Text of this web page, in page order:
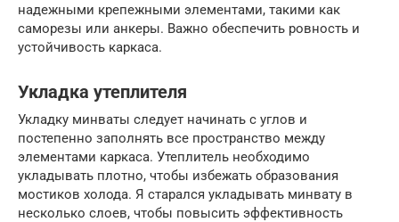
надежными крепежными элементами, такими как
саморезы или анкеры. Важно обеспечить ровность и
устойчивость каркаса.
Укладка утеплителя
Укладку минваты следует начинать с углов и
постепенно заполнять все пространство между
элементами каркаса. Утеплитель необходимо
укладывать плотно, чтобы избежать образования
мостиков холода. Я старался укладывать минвату в
несколько слоев, чтобы повысить эффективность